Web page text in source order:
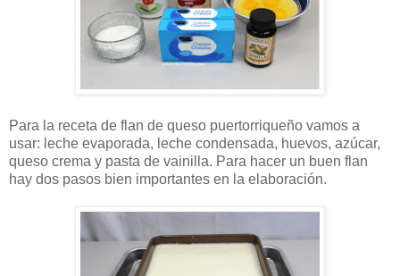
Para la receta de flan de queso puertorriqueño vamos a
usar: leche evaporada, leche condensada, huevos, azúcar,
queso crema y pasta de vainilla. Para hacer un buen flan
hay dos pasos bien importantes en la elaboración.